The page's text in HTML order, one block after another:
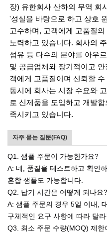
장) 유한회사 산하의 무역 회
'성실을 바탕으로 하고 상호
고수하며, 고객에게 고품질
노력하고 있습니다. 회사의
섬유 등 다수의 분야를 아우
및 공급업체와 장기적이고
객에게 고품질이며 신뢰할
동시에 회사는 시장 수요와
로 신제품을 도입하고 개발
족시키고 있습니다.
자주 묻는 질문(FAQ)
Q1. 샘플 주문이 가능한가요?
A: 네, 품질을 테스트하고 확인
혼합 샘플도 가능합니다.
Q2. 납기 시간은 어떻게 되나요?
A: 샘플 주문의 경우 5일 이내,
구체적인 요구 사항에 따라 달
Q3. 최소 주문 수량(MOQ) 제한